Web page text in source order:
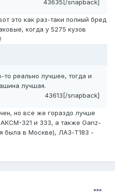
43635[/snapback]
это как раз-таки полный бред
когда у 5275 кузов
то реально лучшее, тогда и
лучшая.
43613[/snapback]
но все же гораздо лучше
321 и 333, а также Ganz-
была в Москве), ЛАЗ-Т183 -